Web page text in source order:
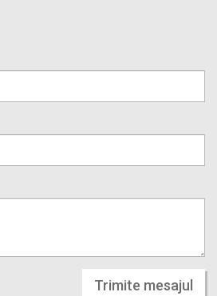
Trimite mesajul